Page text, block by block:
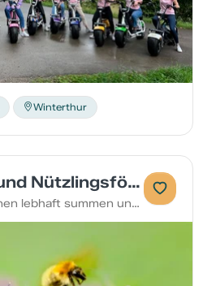
Winterthur
Biodiversitäts- und Nützlingsförderung
Soll es auf euren Balkonen lebhaft summen und flattern? Dann ist dieser Kurs genau das Richtige für euch.